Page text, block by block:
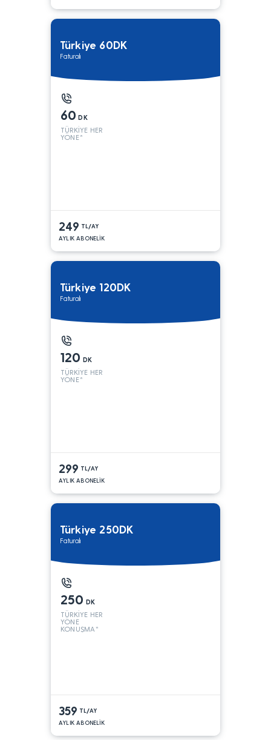
Türkiye 60DK
Faturalı
60 DK
TÜRKİYE HER
YÖNE*
249 TL/AY
AYLIK ABONELİK
Türkiye 120DK
Faturalı
120 DK
TÜRKİYE HER
YÖNE*
299 TL/AY
AYLIK ABONELİK
Türkiye 250DK
Faturalı
250 DK
TÜRKİYE HER
YÖNE
KONUŞMA*
359 TL/AY
AYLIK ABONELİK